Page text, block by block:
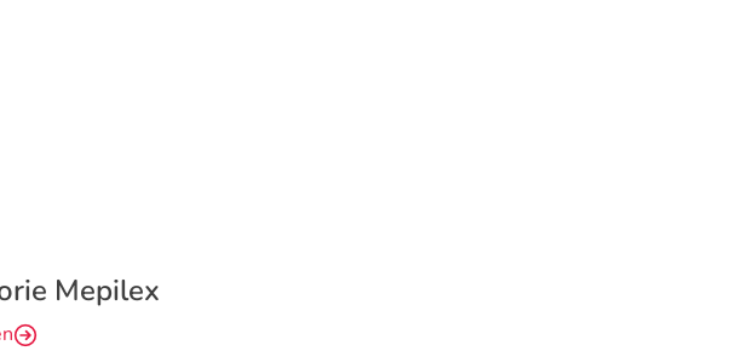
Mepilex